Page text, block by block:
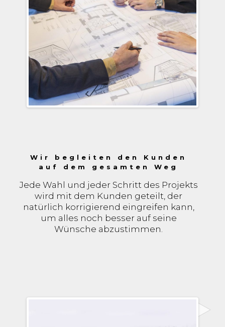
natürlich korrigierend eingreifen kann,
um alles noch besser auf seine
Wünsche abzustimmen.
Wir begleiten den Kunden
auf dem gesamten Weg
Jede Wahl und jeder Schritt des Projekts
wird mit dem Kunden geteilt, der
natürlich korrigierend eingreifen kann,
um alles noch besser auf seine
Wünsche abzustimmen.